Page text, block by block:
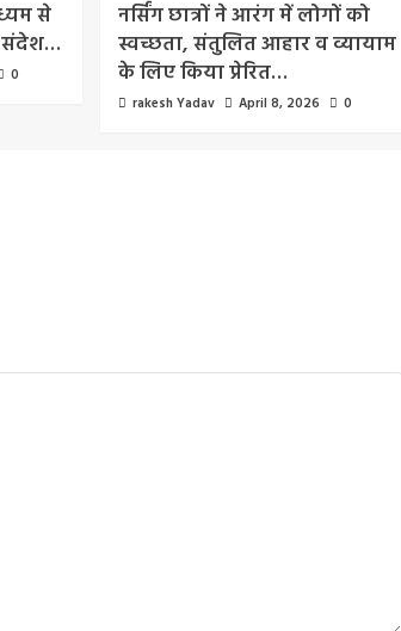
से
संदेश…
0
नर्सिंग छात्रों ने आरंग में लोगों को
स्वच्छता, संतुलित आहार व व्यायाम
के लिए किया प्रेरित…
rakesh Yadav April 8, 2026 0